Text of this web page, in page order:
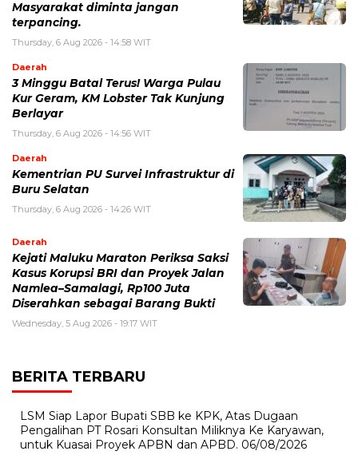
Masyarakat diminta jangan
terpancing.
Thursday, 6 Aug 2026 - 14:58 WIT
Daerah
3 Minggu Batal Terus! Warga Pulau
Kur Geram, KM Lobster Tak Kunjung
Berlayar
Thursday, 6 Aug 2026 - 14:56 WIT
Daerah
Kementrian PU Survei Infrastruktur di
Buru Selatan
Thursday, 6 Aug 2026 - 14:26 WIT
Daerah
Kejati Maluku Maraton Periksa Saksi
Kasus Korupsi BRI dan Proyek Jalan
Namlea–Samalagi, Rp100 Juta
Diserahkan sebagai Barang Bukti
Wednesday, 5 Aug 2026 - 19:17 WIT
BERITA TERBARU
LSM Siap Lapor Bupati SBB ke KPK, Atas Dugaan
Pengalihan PT Rosari Konsultan Miliknya Ke Karyawan,
untuk Kuasai Proyek APBN dan APBD. 06/08/2026